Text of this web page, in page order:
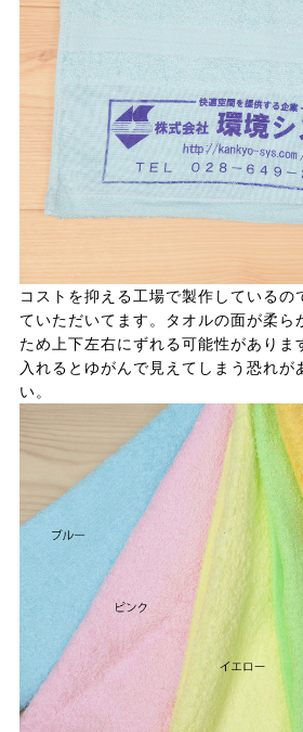
コストを抑える工場で製作しているの
ていただいてます。タオルの面が柔ら
ため上下左右にずれる可能性がありま
入れるとゆがんで見えてしまう恐れが
い。